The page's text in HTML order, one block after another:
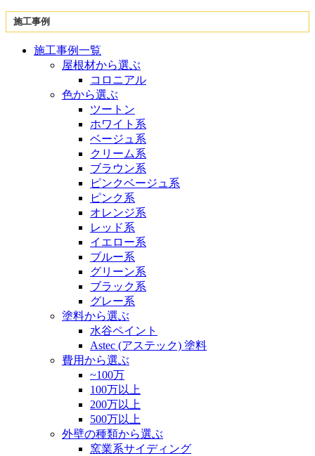
施工事例
施工事例一覧
屋根材から選ぶ
コロニアル
色から選ぶ
ツートン
ホワイト系
ベージュ系
クリーム系
ブラウン系
ピンクベージュ系
ピンク系
オレンジ系
レッド系
イエロー系
ブルー系
グリーン系
ブラック系
グレー系
塗料から選ぶ
水谷ペイント
Astec (アステック) 塗料
費用から選ぶ
~100万
100万以上
200万以上
500万以上
外壁の種類から選ぶ
窯業系サイディング